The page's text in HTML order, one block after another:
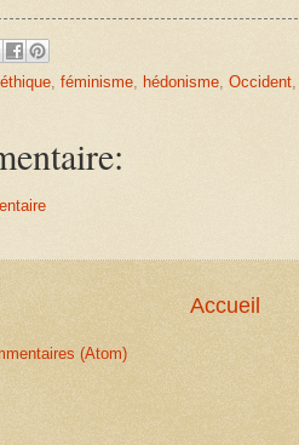
éthique, féminisme, hédonisme, Occident,
Accueil
(Atom)